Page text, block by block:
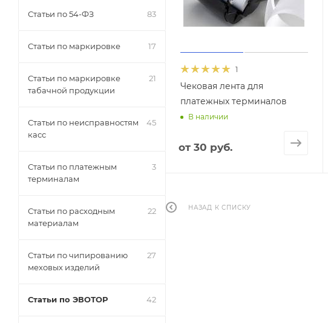
1
Чековая лента для
платежных терминалов
В наличии
от 30 руб.
НАЗАД К СПИСКУ
Статьи по 54-ФЗ 83
Статьи по маркировке 17
Статьи по маркировке
табачной продукции
21
Статьи по неисправностям
касс
45
Статьи по платежным
терминалам
3
Статьи по расходным
материалам
22
Статьи по чипированию
меховых изделий
27
Статьи по ЭВОТОР 42